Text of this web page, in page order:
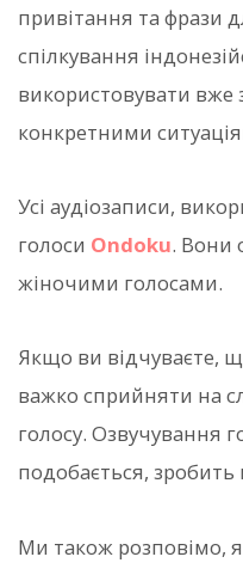
привітання та фрази
спілкування
використовувати вже
конкретними
Усі аудіозаписи,
голоси Ondoku. Вони
жіночими голосами.
Якщо ви відчуваєте,
важко сприйняти на
голосу. Озвучування
подобається,
Ми також розповімо,